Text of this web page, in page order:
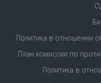
Политика в отношении
План комиссии по
Политика в